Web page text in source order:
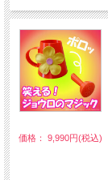
価格： 9,990円(税込)